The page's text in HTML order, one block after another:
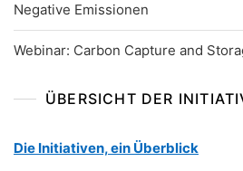
Negative Emissionen
Webinar: Carbon Capture and
ÜBERSICHT DER
Die Initiativen, ein Überblick